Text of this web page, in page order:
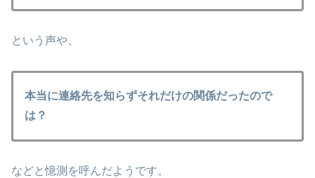
という声や、
本当に連絡先を知らずそれだけの関係だったので
は？
などと憶測を呼んだようです。